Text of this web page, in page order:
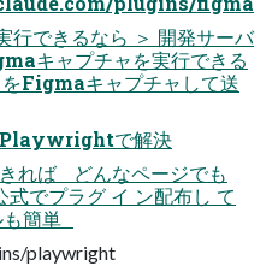
行できるなら ＞ 開発サーバ
キャプチャを実行できる
Figmaキャプチャして送
Playwrightで解決
れば どんなページでも
でプラグ イ ン配布し て
簡単
playwright